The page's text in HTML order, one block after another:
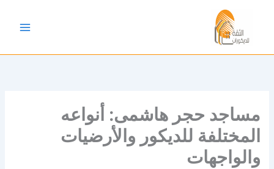
المحتوى
مساجد حجر هاشمى: أنواعه
المختلفة للديكور والأرضيات
والواجهات